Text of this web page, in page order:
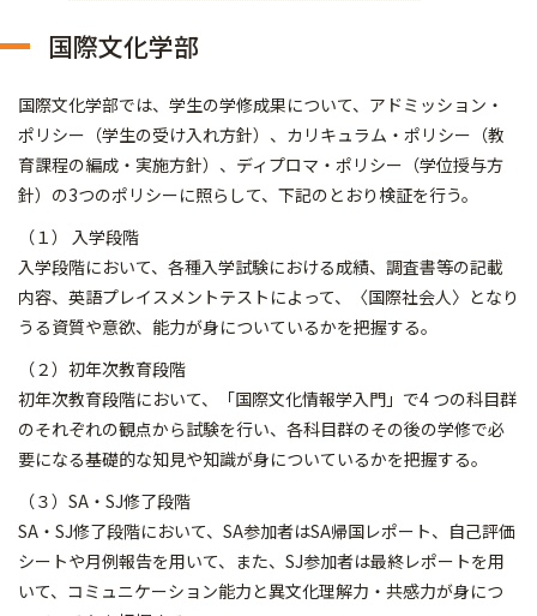
国際文化学部
国際文化学部では、学生の学修成果について、アドミッション・
ポリシー（学生の受け入れ方針）、カリキュラム・ポリシー（教
育課程の編成・実施方針）、ディプロマ・ポリシー（学位授与方
針）の3つのポリシーに照らして、下記のとおり検証を行う。
（１） 入学段階
入学段階において、各種入学試験における成績、調査書等の記載
内容、英語プレイスメントテストによって、〈国際社会人〉となり
うる資質や意欲、能力が身についているかを把握する。
（２）初年次教育段階
初年次教育段階において、「国際文化情報学入門」で4 つの科目群
のそれぞれの観点から試験を行い、各科目群のその後の学修で必
要になる基礎的な知見や知識が身についているかを把握する。
（３）SA・SJ修了段階
SA・SJ修了段階において、SA参加者はSA帰国レポート、自己評価
シートや月例報告を用いて、また、SJ参加者は最終レポートを用
いて、コミュニケーション能力と異文化理解力・共感力が身につ